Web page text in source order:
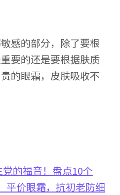
感的部分，除了要根
要的还是要根据肤质
的眼霜，皮肤吸收不
的福音！盘点10个
平价眼霜，抗初老防细